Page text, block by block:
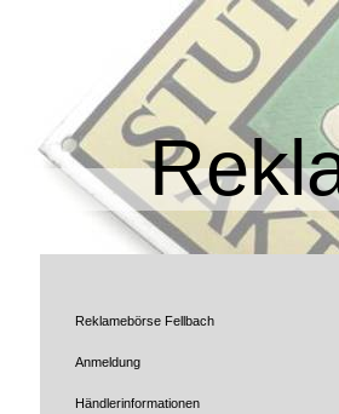
Reklamebörse Fellbach
Anmeldung
Händlerinformationen